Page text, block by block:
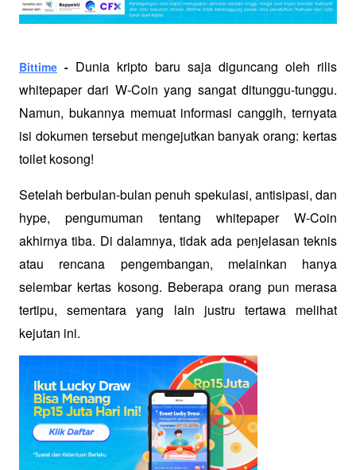
Bittime - Dunia kripto baru saja diguncang oleh rilis
whitepaper dari W-Coin yang sangat ditunggu-tunggu.
Namun, bukannya memuat informasi canggih, ternyata
isi dokumen tersebut mengejutkan banyak orang: kertas
toilet kosong!
Setelah berbulan-bulan penuh spekulasi, antisipasi, dan
hype, pengumuman tentang whitepaper W-Coin
akhirnya tiba. Di dalamnya, tidak ada penjelasan teknis
atau rencana pengembangan, melainkan hanya
selembar kertas kosong. Beberapa orang pun merasa
tertipu, sementara yang lain justru tertawa melihat
kejutan ini.